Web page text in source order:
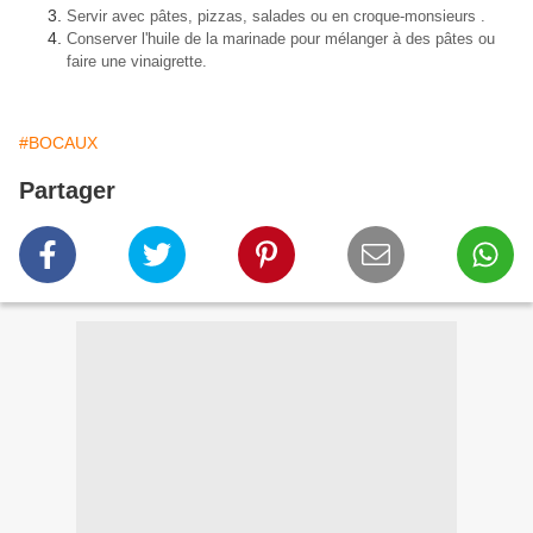
Servir avec pâtes, pizzas, salades ou en croque-monsieurs .
Conserver l'huile de la marinade pour mélanger à des pâtes ou
faire une vinaigrette.
#BOCAUX
Partager